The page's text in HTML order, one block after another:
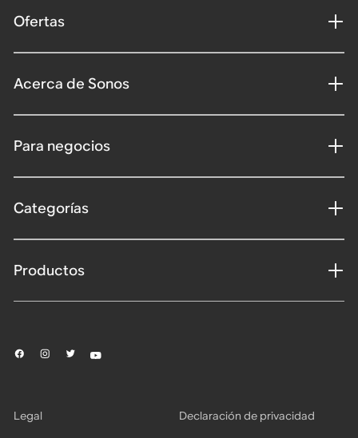
Ofertas
Acerca de Sonos
Para negocios
Categorías
Productos
Legal
Declaración de privacidad